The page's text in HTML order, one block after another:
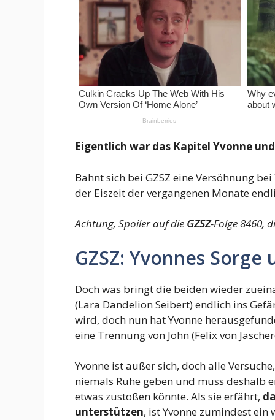
Eigentlich war das Kapitel Yvonne
Bahnt sich bei GZSZ eine Versöhnung bei
der Eiszeit der vergangenen Monate
Achtung, Spoiler auf die GZSZ-Folge 8460,
GZSZ: Yvonnes Sorge
Doch was bringt die beiden wieder
(Lara Dandelion Seibert) endlich ins
wird, doch nun hat Yvonne
eine Trennung von John (Felix von
Yvonne ist außer sich, doch alle
niemals Ruhe geben und muss deshalb
etwas zustoßen könnte. Als sie erfährt,
unterstützen, ist Yvonne zumindest ein